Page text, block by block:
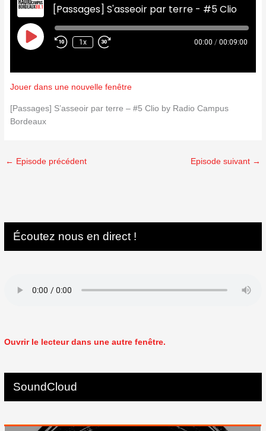
[Passages] S'asseoir par terre - #5 Clio
Play
Episode
1x 00:00 / 00:09:00
Jouer dans une nouvelle fenêtre
[Passages] S’asseoir par terre – #5 Clio by Radio Campus
Bordeaux
← Episode précédent Episode suivant →
Écoutez nous en direct !
Ouvrir le lecteur dans une autre fenêtre.
SoundCloud